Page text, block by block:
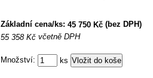
Základní cena/ks: 45 750 Kč (bez DPH)
55 358 Kč včetně DPH
Množství: ks